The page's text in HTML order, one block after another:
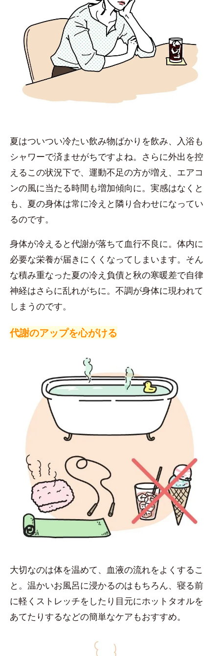
夏はついつい冷たい飲み物ばかりを飲み、入浴も
シャワーで済ませがちですよね。さらに外出を控
えるこの状況下で、運動不足の方が増え、エアコ
ンの風に当たる時間も増加傾向に。実感はなくと
も、夏の身体は常に冷えと隣り合わせになってい
るのです。
身体が冷えると代謝が落ちて血行不良に。体内に
必要な栄養が届きにくくなってしまいます。そん
な積み重なった夏の冷え負債と秋の寒暖差で自律
神経はさらに乱れがちに。不調が身体に現われて
しまうのです。
代謝のアップを心がける
大切なのは体を温めて、血液の流れをよくするこ
と。温かいお風呂に浸かるのはもちろん、寝る前
に軽くストレッチをしたり目元にホットタオルを
あてたりするなどの簡単なケアもおすすめ。